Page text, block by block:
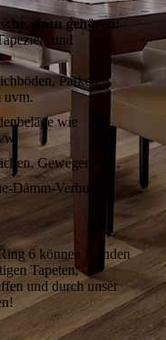
dazu gehören:
und
Parkett,
uvm.
wie
Gewegen o.Ä.
Dämm-Verbund-
6 können Kunden
Tapeten,
und durch unser